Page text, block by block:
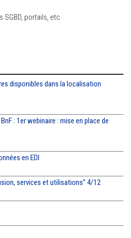
SGBD, portails, etc
disponibles dans la localisation
: 1er webinaire : mise en place de
en EDI
services et utilisations” 4/12